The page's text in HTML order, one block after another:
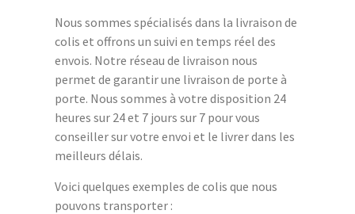
Nous sommes spécialisés dans la livraison de
colis et offrons un suivi en temps réel des
envois. Notre réseau de livraison nous
permet de garantir une livraison de porte à
porte. Nous sommes à votre disposition 24
heures sur 24 et 7 jours sur 7 pour vous
conseiller sur votre envoi et le livrer dans les
meilleurs délais.
Voici quelques exemples de colis que nous
pouvons transporter :